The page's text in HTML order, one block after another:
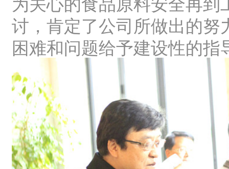
讨，肯定了公司所做出的
困难和问题给予建设性的